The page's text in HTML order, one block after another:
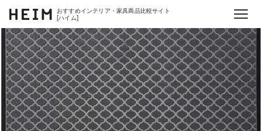
おすすめインテリア・家具商品比較サイト
[ハイム]